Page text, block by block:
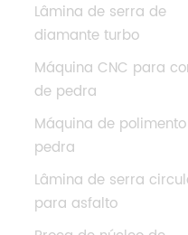
Lâmina de serra de
diamante turbo
Máquina CNC para
de pedra
Máquina de
pedra
Lâmina de serra
para asfalto